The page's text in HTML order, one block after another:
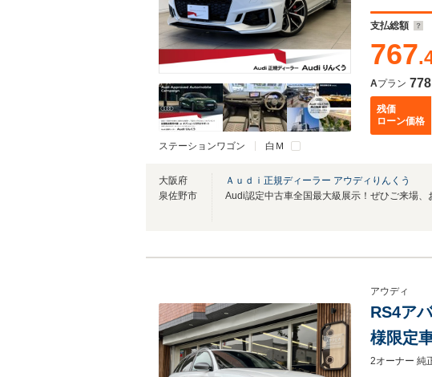
ステーションワゴン 白Ｍ
TV 全
支払総額
767
Aプラン
残価
ローン価格
大阪府
泉佐野市
Ａｕｄｉ正規ディーラー アウディりんくう
アウディ
RS4ア
様限定
サイド